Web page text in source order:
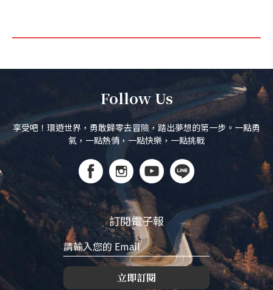
Follow Us
享受吧！環遊世界，勇敢歸零去冒險，踏出夢想的第一步。一點勇
氣，一點熱情，一點快樂，一點挑戰
訂閱電子報
立即訂閱